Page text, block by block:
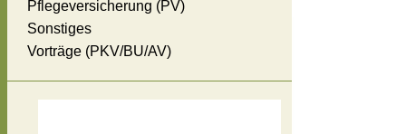
Pflegeversicherung (PV)
Sonstiges
Vorträge (PKV/BU/AV)